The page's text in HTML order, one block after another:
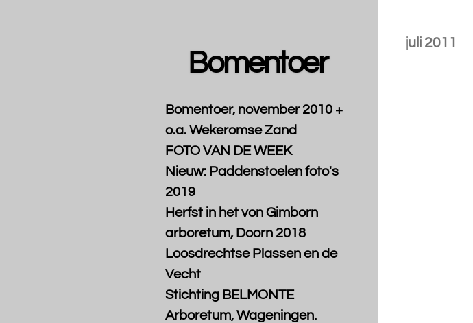
juli 2011
Bomentoer
Bomentoer, november 2010 +
o.a. Wekeromse Zand
FOTO VAN DE WEEK
Nieuw: Paddenstoelen foto's
2019
Herfst in het von Gimborn
arboretum, Doorn 2018
Loosdrechtse Plassen en de
Vecht
Stichting BELMONTE
Arboretum, Wageningen.